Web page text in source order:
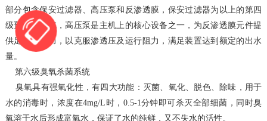
部分包含保安过滤器、高压泵和反渗透膜，保安过滤器为以上的第四
级预处理系统，高压泵是主机上的核心设备之一，为反渗透膜元件提
供足够的压力，以克服渗透压及运行阻力，满足装置达到额定的出水
量。
第六级臭氧杀菌系统
臭氧具有强氧化性，有四大功能：灭菌、氧化、脱色、除味，用于
水的消毒时，浓度在4mg/L时，0.5-1分钟即可杀灭全部细菌，同时臭
氧溶于水后形成富氧水，保证了水的纯鲜，又不失水的活性。